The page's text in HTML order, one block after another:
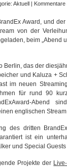
Aktuell |
Award, und
von der
beim „Abend
Berlin, das der
und Kaluza +
im neuen
für rund 90
Abend
englischen
des dritten
ist ein
und Special
Projekte der